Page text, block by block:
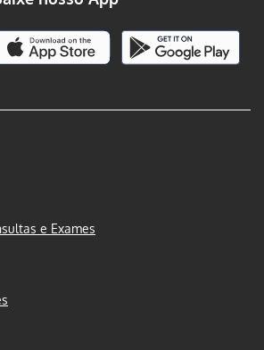
e Exames